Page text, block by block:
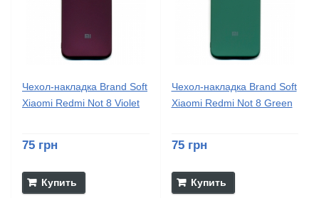
Чехол-накладка Brand Soft
Xiaomi Redmi Not 8 Violet
75 грн
Купить
Чехол-накладка Brand Soft
Xiaomi Redmi Not 8 Green
75 грн
Купить